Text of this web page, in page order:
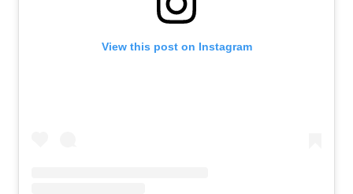
View this post on Instagram